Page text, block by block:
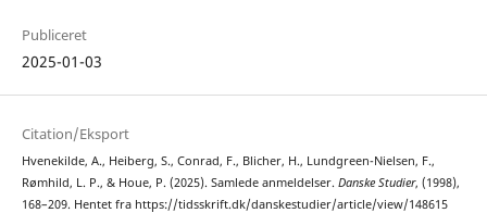
Publiceret
2025-01-03
Citation/Eksport
Hvenekilde, A., Heiberg, S., Conrad, F., Blicher, H., Lundgreen-Nielsen, F.,
Rømhild, L. P., & Houe, P. (2025). Samlede anmeldelser. Danske Studier, (1998),
168–209. Hentet fra https://tidsskrift.dk/danskestudier/article/view/148615